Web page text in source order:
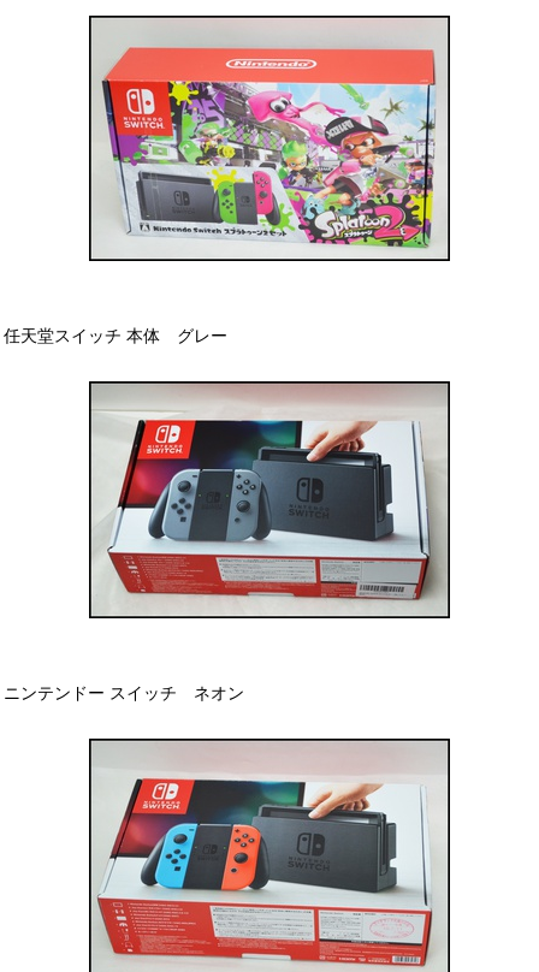
任天堂スイッチ 本体 グレー
ニンテンドー スイッチ ネオン